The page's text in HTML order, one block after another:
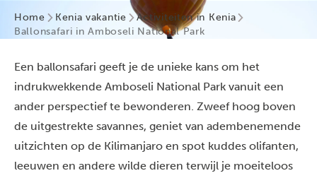
Home Kenia vakantie
Activiteiten in Kenia
Ballonsafari in Amboseli National Park
Een ballonsafari geeft je de unieke kans om het
indrukwekkende Amboseli National Park vanuit een
ander perspectief te bewonderen. Zweef hoog boven
de uitgestrekte savannes, geniet van adembenemende
uitzichten op de Kilimanjaro en spot kuddes olifanten,
leeuwen en andere wilde dieren terwijl je moeiteloos